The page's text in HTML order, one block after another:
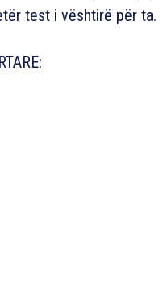
test i vështirë për ta.